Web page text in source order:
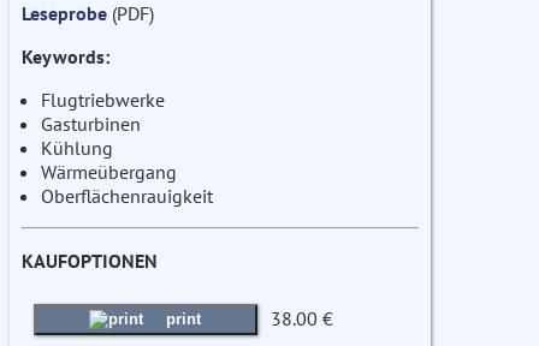
Leseprobe (PDF)
Keywords:
Flugtriebwerke
Gasturbinen
Kühlung
Wärmeübergang
Oberflächenrauigkeit
KAUFOPTIONEN
print 38.00 €